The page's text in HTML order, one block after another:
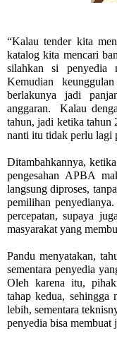
“Kalau tender kita
katalog kita mencari
silahkan si penyedia
Kemudian
berlakunya jadi
anggaran.
Kalau
tahun, jadi ketika tahun
nanti itu tidak perlu lagi
Ditambahkannya,
pengesahan APBA
langsung diproses,
pemilihan
percepatan, supaya
masyarakat yang
Pandu menyatakan,
sementara penyedia
Oleh karena itu,
tahap kedua, sehingga
lebih, sementara
penyedia bisa membuat